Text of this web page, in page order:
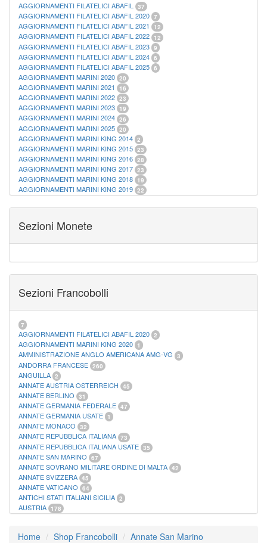
AGGIORNAMENTI FILATELICI ABAFIL 37
AGGIORNAMENTI FILATELICI ABAFIL 2020 7
AGGIORNAMENTI FILATELICI ABAFIL 2021 12
AGGIORNAMENTI FILATELICI ABAFIL 2022 12
AGGIORNAMENTI FILATELICI ABAFIL 2023 9
AGGIORNAMENTI FILATELICI ABAFIL 2024 6
AGGIORNAMENTI FILATELICI ABAFIL 2025 6
AGGIORNAMENTI MARINI 2020 20
AGGIORNAMENTI MARINI 2021 16
AGGIORNAMENTI MARINI 2022 23
AGGIORNAMENTI MARINI 2023 19
AGGIORNAMENTI MARINI 2024 26
AGGIORNAMENTI MARINI 2025 20
AGGIORNAMENTI MARINI KING 2014 2
AGGIORNAMENTI MARINI KING 2015 23
AGGIORNAMENTI MARINI KING 2016 28
AGGIORNAMENTI MARINI KING 2017 23
AGGIORNAMENTI MARINI KING 2018 19
AGGIORNAMENTI MARINI KING 2019 22
ALBUM PER CARTAMONETA 1
CARTELLE FILATELICHE MARINI
21
FOGLI FILATELICI VATICANO 37
FOGLI MARINI PERIODI SEPARATI VATICANO
MATERIALE FILATELICO MARINI 33
RACCOGLITORI XL
Sezioni Monete
Sezioni Francobolli
7
AGGIORNAMENTI FILATELICI ABAFIL 2020 2
AGGIORNAMENTI MARINI KING 2020 1
AMMINISTRAZIONE ANGLO AMERICANA AMG-VG 3
ANDORRA FRANCESE 260
ANGUILLA 2
ANNATE AUSTRIA OSTERREICH 45
ANNATE BERLINO 31
ANNATE GERMANIA FEDERALE 47
ANNATE GERMANIA USATE 1
ANNATE MONACO 32
ANNATE REPUBBLICA ITALIANA 73
ANNATE REPUBBLICA ITALIANA USATE 35
ANNATE SAN MARINO 67
ANNATE SOVRANO MILITARE ORDINE DI MALTA 42
ANNATE SVIZZERA 45
ANNATE VATICANO 64
ANTICHI STATI ITALIANI SICILIA 2
AUSTRIA 178
CASTELROSSO 10
Home Shop Francobolli
Annate San Marino